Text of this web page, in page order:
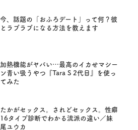
今、話題の「おふろデート」って何？彼
とラブラブになる方法を教えます
加熱機能がヤバい…最高のイカせマシー
ン青い吸うやつ『Tara S 2代目』を使っ
てみた
たかがセックス。されどセックス。性癖
16タイプ診断でわかる流派の違い／妹
尾ユウカ